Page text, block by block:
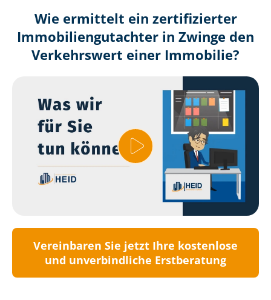
Wie ermittelt ein zertifizierter
Immobilien­gutachter in Zwinge den
Verkehrswert einer Immobilie?
Vereinbaren Sie jetzt Ihre kostenlose
und unverbindliche Erstberatung